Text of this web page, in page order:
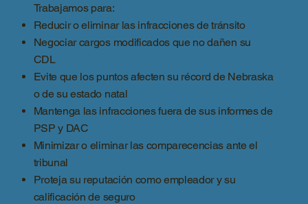
Trabajamos para:
Reducir o eliminar las infracciones de tránsito
Negociar cargos modificados que no dañen su
CDL
Evite que los puntos afecten su récord de Nebraska
o de su estado natal
Mantenga las infracciones fuera de sus informes de
PSP y DAC
Minimizar o eliminar las comparecencias ante el
tribunal
Proteja su reputación como empleador y su
calificación de seguro